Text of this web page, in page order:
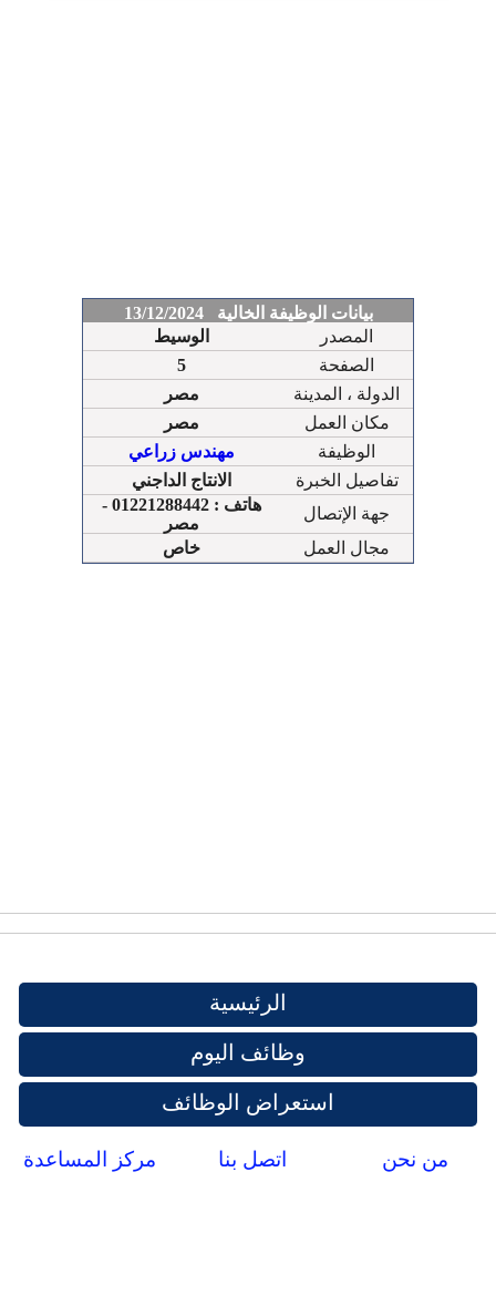
بيانات الوظيفة الخالية 13/12/2024
الوسيط
المصدر
5
الصفحة
مصر
الدولة ، المدينة
مصر
مكان العمل
مهندس زراعي
الوظيفة
الانتاج الداجني
تفاصيل الخبرة
هاتف : 01221288442 -
مصر
جهة الإتصال
خاص
مجال العمل
الرئيسية
وظائف اليوم
استعراض الوظائف
من نحن اتصل بنا مركز المساعدة